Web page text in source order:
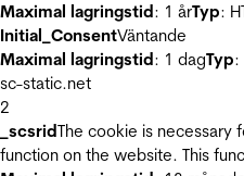
Maximal lagringstid: 1 årTyp:
Initial_ConsentVäntande
Maximal lagringstid: 1 dagTyp:
sc-static.net
2
_scsridThe cookie is necessary
function on the website. This